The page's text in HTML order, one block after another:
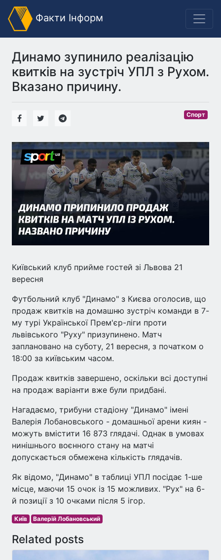
Факти Інформ
Динамо зупинило реалізацію
квитків на зустріч УПЛ з Рухом.
Вказано причину.
Спорт
Київський клуб прийме гостей зі Львова 21
вересня
Футбольний клуб "Динамо" з Києва оголосив, що
продаж квитків на домашню зустріч команди в 7-
му турі Української Прем'єр-ліги проти
львівського "Руху" призупинено. Матч
заплановано на суботу, 21 вересня, з початком о
18:00 за київським часом.
Продаж квитків завершено, оскільки всі доступні
на продаж варіанти вже були придбані.
Нагадаємо, трибуни стадіону "Динамо" імені
Валерія Лобановського - домашньої арени киян -
можуть вмістити 16 873 глядачі. Однак в умовах
нинішнього воєнного стану на матчі
допускається обмежена кількість глядачів.
Як відомо, "Динамо" в таблиці УПЛ посідає 1-ше
місце, маючи 15 очок із 15 можливих. "Рух" на 6-
й позиції з 10 очками після 5 ігор.
Київ Валерій Лобановський
Related posts